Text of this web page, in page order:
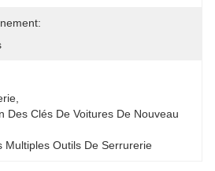
Des Clés De Voitures De Nouveau
Multiples Outils De Serrurerie